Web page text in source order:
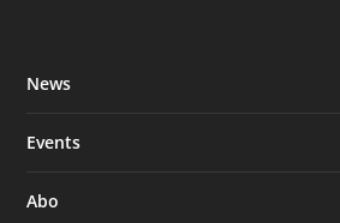
News
Events
Abo